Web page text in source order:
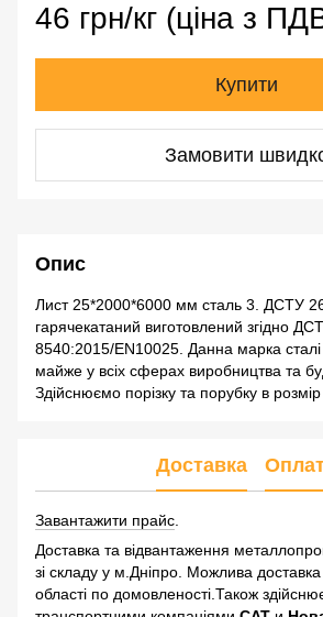
46 грн/кг (ціна з
Купити
Замовити
Опис
Лист 25*2000*6000 мм сталь 3. ДСТУ
гарячекатаний виготовлений згідно
8540:2015/EN10025. Данна марка сталі
майже у всіх сферах виробництва та
Здійснюємо порізку та порубку в розмір
Доставка
Завантажити прайс
Доставка та відвантаження
зі складу у м.Дніпро. Можлива
області по домовленості.Також